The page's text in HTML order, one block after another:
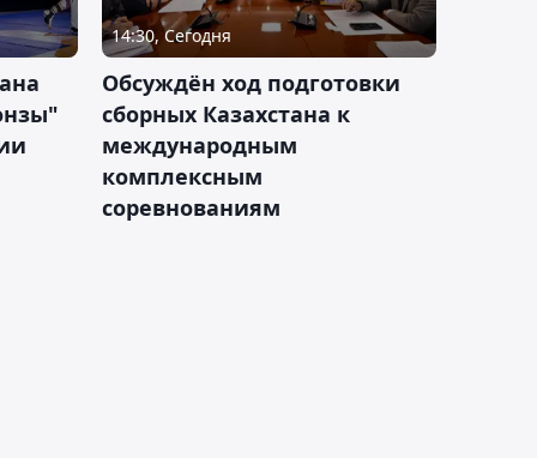
14:30, Сегодня
Обсуждён ход подготовки
сборных Казахстана к
международным
комплексным
соревнованиям